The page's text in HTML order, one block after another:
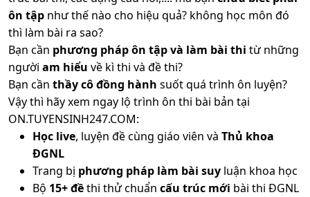
ôn tập như thế nào cho hiệu quả? không học môn đó
thì làm bài ra sao?
Bạn cần phương pháp ôn tập và làm bài thi từ những
người am hiểu về kì thi và đề thi?
Bạn cần thầy cô đồng hành suốt quá trình ôn luyện?
Vậy thì hãy xem ngay lộ trình ôn thi bài bản tại
ON.TUYENSINH247.COM:
Học live, luyện đề cùng giáo viên và Thủ khoa
ĐGNL
Trang bị phương pháp làm bài suy luận khoa học
Bộ 15+ đềthi thử chuẩn cấu trúc mới bài thi ĐGNL